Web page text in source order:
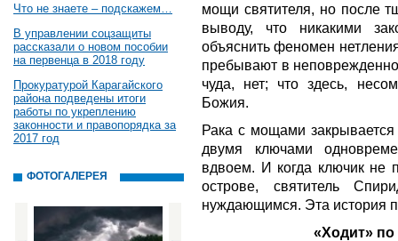
Что не знаете – подскажем…
В управлении соцзащиты
рассказали о новом пособии
на первенца в 2018 году
Прокуратурой Карагайского
района подведены итоги
работы по укреплению
законности и правопорядка за
2017 год
ФОТОГАЛЕРЕЯ
мощи святителя, но после
выводу, что никакими
объяснить феномен
пребывают в
чуда, нет; что здесь,
Божия.
Рака с мощами
двумя ключами
вдвоем. И когда ключик не
острове, святитель
нуждающимся. Эта история
«Ходит»